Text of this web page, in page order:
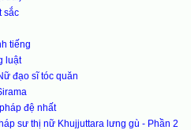
sắc
tiếng
luật
đạo sĩ tóc quăn
đệ nhất
sư thị nữ Khujjuttara lưng gù - Phần 2